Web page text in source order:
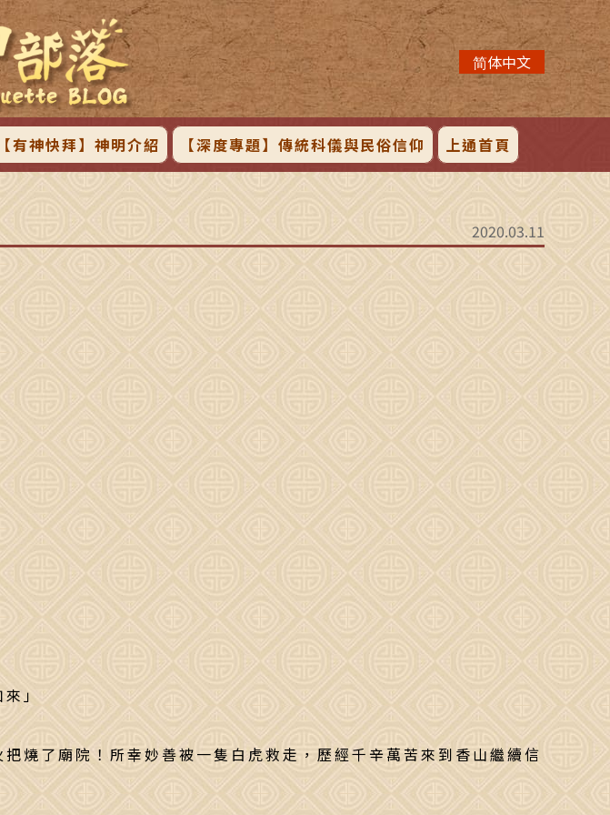
简体中文
【有神快拜】神明介紹 【深度專題】傳統科儀與民俗信仰 上通首頁
2020.03.11
」
燒了廟院！所幸妙善被一隻白虎救走，歷經千辛萬苦來到香山繼續信